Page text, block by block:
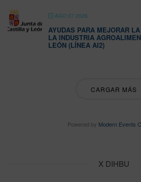
AGO 07 2026
AYUDAS PARA MEJORAR
LA INDUSTRIA
LEÓN (LÍNEA AI2)
CARGAR MÁS
Powered by Modern Events
X DIHBU